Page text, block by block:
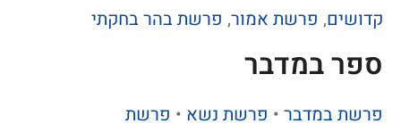
קדושים, פרשת אמור, פרשת בהר בחקתי
ספר במדבר
פרשת במדבר • פרשת נשא • פרשת